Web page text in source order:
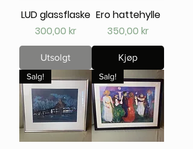
LUD glassflaske
Pris
300,00 kr
Utsolgt
Ero hattehylle
Pris
350,00 kr
Kjøp
Salg! Salg!